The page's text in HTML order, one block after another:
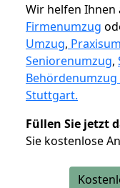
Wir helfen Ihnen
Firmenumzug
Umzug,
Seniorenumzug,
Stuttgart.
Füllen Sie jetzt
Sie kostenlose